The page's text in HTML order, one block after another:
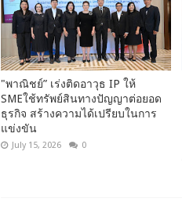
"พาณิชย์” เร่งติดอาวุธ IP ให้
SMEใช้ทรัพย์สินทางปัญญาต่อยอด
ธุรกิจ สร้างความได้เปรียบในการ
แข่งขัน
July 15, 2026 0